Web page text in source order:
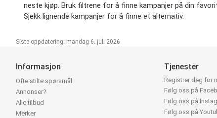
neste kjøp. Bruk filtrene for å finne kampanjer på din
Sjekk lignende kampanjer for å finne et alternativ.
Siste oppdatering: mandag 6. juli 2026
Informasjon
Ofte stilte spørsmål
Annonser?
Alle tilbud
Merker
Tjenester
Registrer deg for
Følg oss på
Følg oss på
Følg oss på